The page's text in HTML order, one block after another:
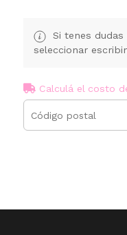
Si tenes
seleccionar
Calculá el costo